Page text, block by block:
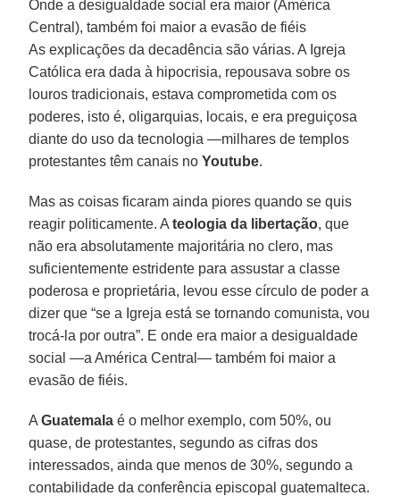
Onde a desigualdade social era maior (América
Central), também foi maior a evasão de fiéis
As explicações da decadência são várias. A Igreja
Católica era dada à hipocrisia, repousava sobre os
louros tradicionais, estava comprometida com os
poderes, isto é, oligarquias, locais, e era preguiçosa
diante do uso da tecnologia —milhares de templos
protestantes têm canais noYoutube.
Mas as coisas ficaram ainda piores quando se quis
reagir politicamente. Ateologia da libertação, que
não era absolutamente majoritária no clero, mas
suficientemente estridente para assustar a classe
poderosa e proprietária, levou esse círculo de poder a
dizer que “se a Igreja está se tornando comunista, vou
trocá-la por outra”. E onde era maior a desigualdade
social —a América Central— também foi maior a
evasão de fiéis.
AGuatemala é o melhor exemplo, com 50%, ou
quase, de protestantes, segundo as cifras dos
interessados, ainda que menos de 30%, segundo a
contabilidade da conferência episcopal guatemalteca.